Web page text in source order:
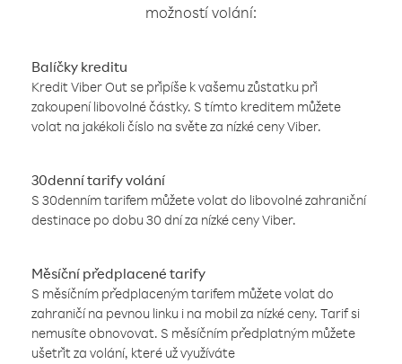
možností volání:
Balíčky kreditu
Kredit Viber Out se připíše k vašemu zůstatku při
zakoupení libovolné částky. S tímto kreditem můžete
volat na jakékoli číslo na světe za nízké ceny Viber.
30denní tarify volání
S 30denním tarifem můžete volat do libovolné zahraniční
destinace po dobu 30 dní za nízké ceny Viber.
Měsíční předplacené tarify
S měsíčním předplaceným tarifem můžete volat do
zahraničí na pevnou linku i na mobil za nízké ceny. Tarif si
nemusíte obnovovat. S měsíčním předplatným můžete
ušetřit za volání, které už využíváte